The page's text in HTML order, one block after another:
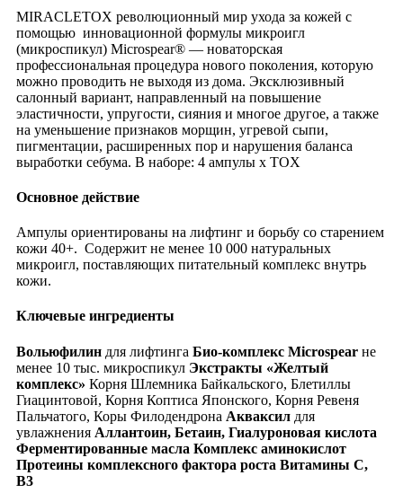
MIRACLETOX революционный мир ухода за кожей с
помощью инновационной формулы микроигл
(микроспикул) Microspear® — новаторская
профессиональная процедура нового поколения, которую
можно проводить не выходя из дома. Эксклюзивный
салонный вариант, направленный на повышение
эластичности, упругости, сияния и многое другое, а также
на уменьшение признаков морщин, угревой сыпи,
пигментации, расширенных пор и нарушения баланса
выработки себума. В наборе: 4 ампулы x TOX
Основное действие
Ампулы ориентированы на лифтинг и борьбу со старением
кожи 40+. Содержит не менее 10 000 натуральных
микроигл, поставляющих питательный комплекс внутрь
кожи.
Ключевые ингредиенты
Вольюфилин для лифтинга Био-комплекс Microspear не
менее 10 тыс. микроспикул Экстракты «Желтый
комплекс» Корня Шлемника Байкальского, Блетиллы
Гиацинтовой, Корня Коптиса Японского, Корня Ревеня
Пальчатого, Коры Филодендрона Акваксил для
увлажнения Аллантоин, Бетаин, Гиалуроновая кислота
Ферментированные масла Комплекс аминокислот
Протеины комплексного фактора роста Витамины С,
В3